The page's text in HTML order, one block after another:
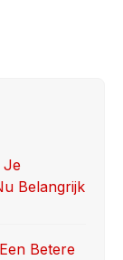
Je
Belangrijk
Betere